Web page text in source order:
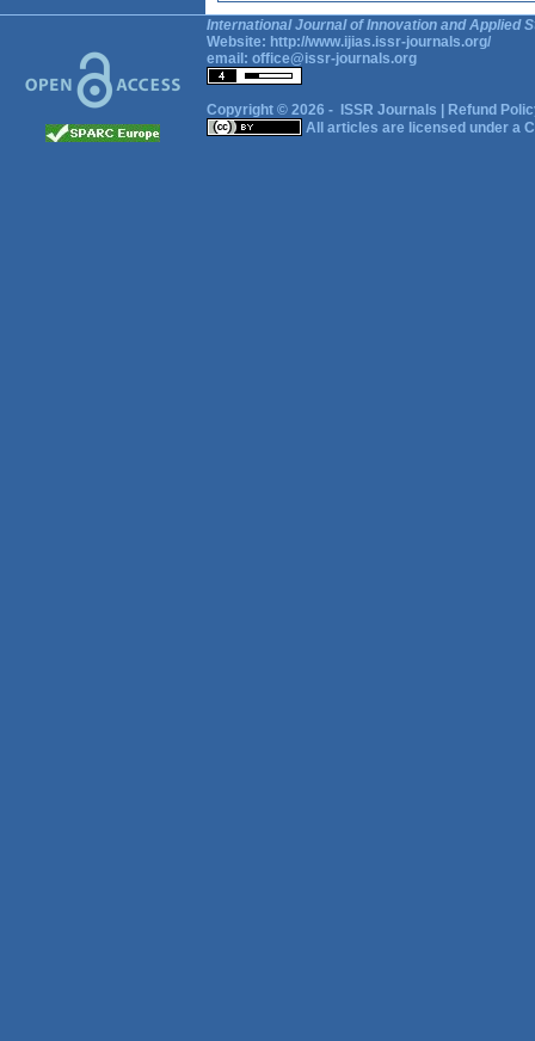
International Journal of Innovation and Applied
Website: http://www.ijias.issr-journals.org/
email: office@issr-journals.org
Copyright © 2026 - ISSR Journals
Refund
All articles are licensed under a